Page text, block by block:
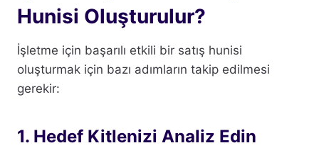
Hunisi Oluşturulur?
İşletme için başarılı etkili bir satış hunisi
oluşturmak için bazı adımların takip edilmesi
gerekir:
1. Hedef Kitlenizi Analiz Edin